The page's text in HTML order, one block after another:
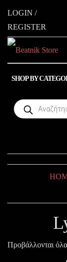
content
LOGIN /
REGISTER
SHOP BY
Products
search
Προβάλλονται